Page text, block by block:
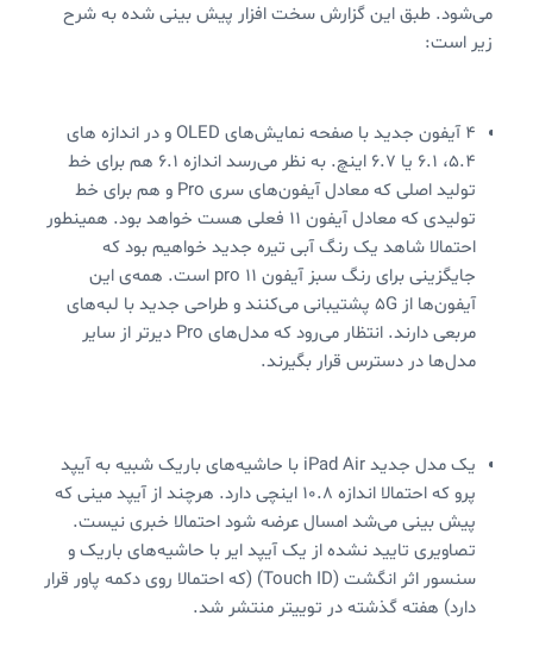
می‌شود. طبق این گزارش سخت افزار پیش بینی شده به شرح
زیر است:
4 آیفون جدید با صفحه نمایش‌های OLED و در اندازه های
5.4، 6.1 یا 6.7 اینچ. به نظر می‌رسد اندازه 6.1 هم برای خط
تولید اصلی که معادل آیفون‌های سری Pro و هم برای خط
تولیدی که معادل آیفون 11 فعلی هست خواهد بود. همینطور
احتمالا شاهد یک رنگ آبی تیره جدید خواهیم بود که
جایگزینی برای رنگ سبز آیفون 11 pro است. همه‌ی این
آیفون‌ها از 5G پشتیبانی می‌کنند و طراحی جدید با لبه‌های
مربعی دارند. انتظار می‌رود که مدل‌های Pro دیرتر از سایر
مدل‌ها در دسترس قرار بگیرند.
یک مدل جدید iPad Air با حاشیه‌های باریک شبیه به آیپد
پرو که احتمالا اندازه 10.8 اینچی دارد. هرچند از آیپد مینی که
پیش بینی می‌شد امسال عرضه شود احتمالا خبری نیست.
تصاویری تایید نشده از یک آیپد ایر با حاشیه‌های باریک و
سنسور اثر انگشت (Touch ID) (که احتمالا روی دکمه پاور قرار
دارد) هفته گذشته در توییتر منتشر شد.